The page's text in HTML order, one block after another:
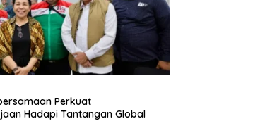
Perkuat
Hadapi Tantangan Global